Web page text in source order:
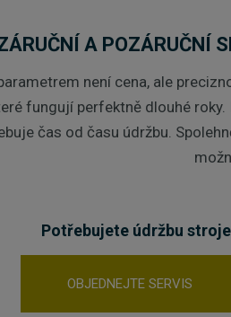
A POZÁRUČNÍ
není cena, ale
fungují perfektně dlouhé
čas od času údržbu.
Potřebujete údržbu
OBJEDNEJTE SERVIS